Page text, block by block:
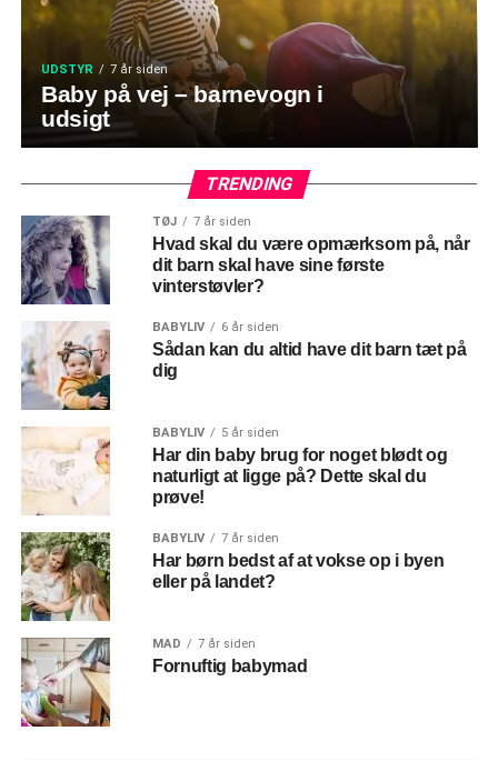
UDSTYR 7 år siden
Baby på vej – barnevogn i
udsigt
TRENDING
TØJ 7 år siden
Hvad skal du være opmærksom på, når
dit barn skal have sine første
vinterstøvler?
BABYLIV 6 år siden
Sådan kan du altid have dit barn tæt på
dig
BABYLIV 5 år siden
Har din baby brug for noget blødt og
naturligt at ligge på? Dette skal du
prøve!
BABYLIV 7 år siden
Har børn bedst af at vokse op i byen
eller på landet?
MAD 7 år siden
Fornuftig babymad